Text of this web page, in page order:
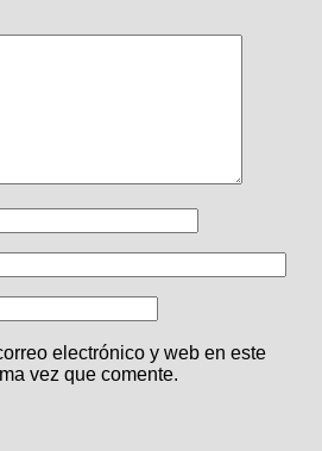
electrónico y web en este
vez que comente.